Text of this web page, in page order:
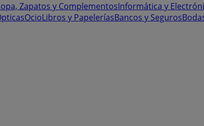
Zapatos y ComplementosInformática y
OcioLibros y PapeleríasBancos y Seguros